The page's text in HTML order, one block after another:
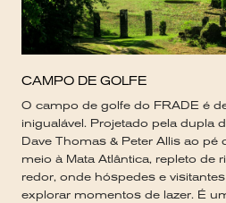
CAMPO DE GOLFE
O campo de golfe do FRADE é
inigualável. Projetado pela dupla
Dave Thomas & Peter Allis ao pé
meio à Mata Atlântica, repleto de
redor, onde hóspedes e
explorar momentos de lazer. É